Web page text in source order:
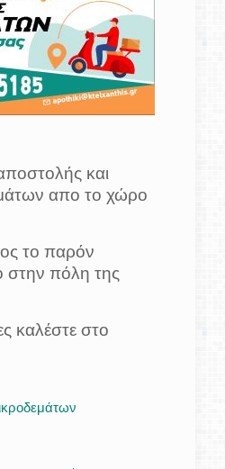
και
απο το χώρο
το παρόν
στην πόλη της
καλέστε στο